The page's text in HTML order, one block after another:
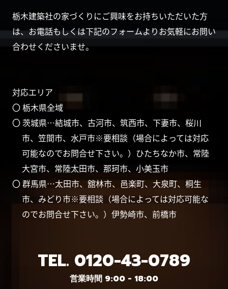
栃木建築社の家づくりにご興味をお持ちいただいた方
は、お電話もしくは下記のフォームよりお気軽にお問い
合わせくださいませ。
対応エリア
〇 栃木県全域
〇 茨城県…結城市、古河市、筑西市、下妻市、桜川
市、笠間市、水戸市※要相談（場合によっては対応
可能なのでお問合せ下さい。）ひたちなか市、常陸
大宮市、常陸太田市、那珂市、小美玉市
〇 群馬県…太田市、舘林市、邑楽町、大泉町、桐生
市、みどり市※要相談（場合によっては対応可能な
のでお問合せ下さい。）伊勢崎市、前橋市
TEL. 0120-43-0789
営業時間 9:00 - 18:00